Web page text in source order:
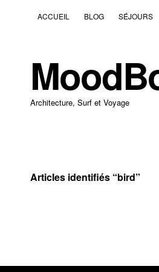
ACCUEIL BLOG SÉJOURS
Architecture, Surf et Voyage
Articles identifiés “bird”
16 février